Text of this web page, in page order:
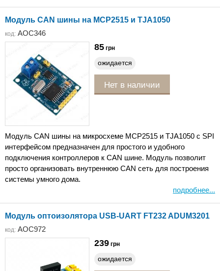
Модуль CAN шины на MCP2515 и TJA1050
код: AOC346
85 грн
ожидается
Нет в наличии
Модуль CAN шины на микросхеме MCP2515 и TJA1050 с SPI
интерфейсом предназначен для простого и удобного
подключения контроллеров к CAN шине. Модуль позволит
просто организовать внутреннюю CAN сеть для построения
системы умного дома.
подробнее...
Модуль оптоизолятора USB-UART FT232 ADUM3201
код: AOC972
239 грн
ожидается